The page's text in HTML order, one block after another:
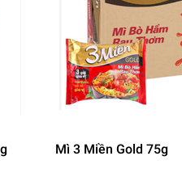
Mì 3 Miền Gold 75g